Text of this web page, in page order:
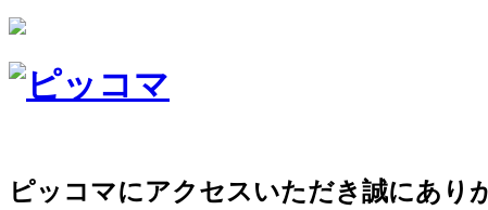
ピッコマにアクセスいただき誠にあり